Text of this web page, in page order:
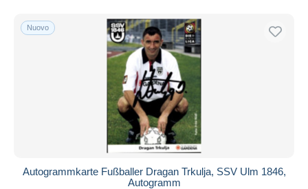
Nuovo
Autogrammkarte Fußballer Dragan Trkulja, SSV Ulm 1846,
Autogramm